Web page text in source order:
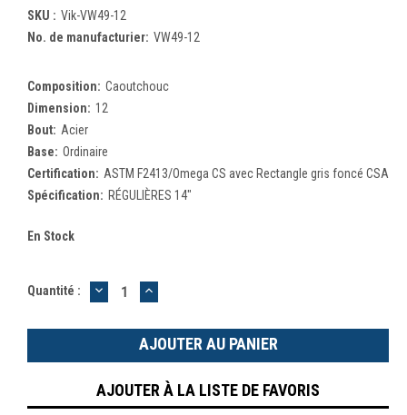
SKU : Vik-VW49-12
No. de manufacturier: VW49-12
Composition: Caoutchouc
Dimension: 12
Bout: Acier
Base: Ordinaire
Certification: ASTM F2413/Omega CS avec Rectangle gris foncé CSA
Spécification: RÉGULIÈRES 14"
En Stock
Quantité : DIMINUER
LA
:
AUGMENTER
LA
:
AJOUTER À LA LISTE DE FAVORIS